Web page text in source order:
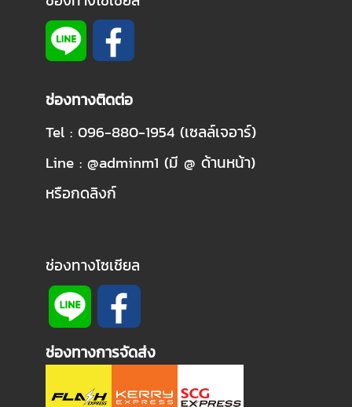
ช่องทางติดต่อ
Tel : 096-880-1954 (เซลล์เจอาร์)
Line : @adminm1 (มี @ ด้านหน้า)
หรือกดลิงก์
ช่องทางโซเชียล
ช่องทางการจัดส่ง